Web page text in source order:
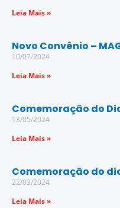
Leia Mais »
Novo Convênio –
10/07/2024
Leia Mais »
Comemoração do
13/05/2024
Leia Mais »
Comemoração do
22/03/2024
Leia Mais »